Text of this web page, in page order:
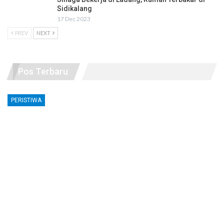
Sidikalang
17 Dec 2023
PREV NEXT
Pos Terbaru
PERISTIWA